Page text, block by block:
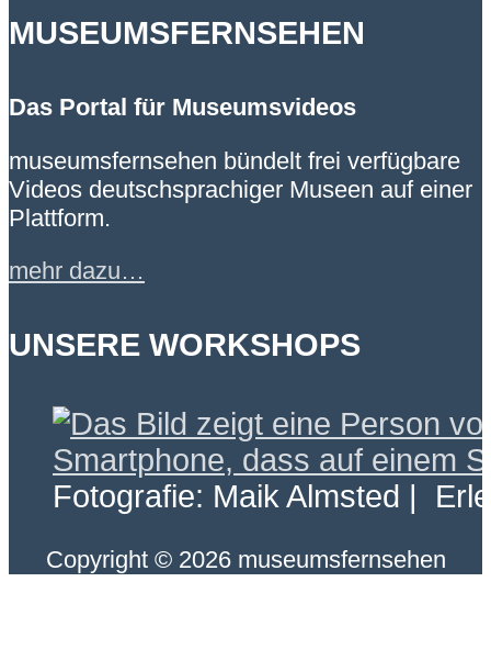
MUSEUMSFERNSEHEN
Das Portal für Museumsvideos
museumsfernsehen bündelt frei verfügbare
Videos deutschsprachiger Museen auf einer
Plattform.
mehr dazu…
UNSERE WORKSHOPS
Fotografie: Maik Almsted |
Copyright © 2026 museumsfernsehen